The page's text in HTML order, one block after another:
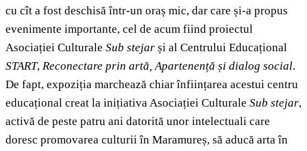
cu cît a fost deschisă într-un oraș mic, dar care și-a propus
evenimente importante, cel de acum fiind proiectul
Asociației Culturale Sub stejar și al Centrului Educațional
START, Reconectare prin artă, Apartenență și dialog social.
De fapt, expoziția marchează chiar înființarea acestui centru
educațional creat la inițiativa Asociației Culturale Sub stejar,
activă de peste patru ani datorită unor intelectuali care
doresc promovarea culturii în Maramureș, să aducă arta în